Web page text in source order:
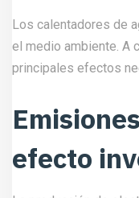
Los calentadores de
el medio ambiente. A
principales efectos
efecto